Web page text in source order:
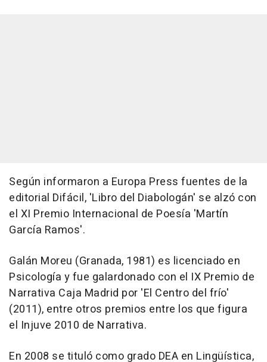
Según informaron a Europa Press fuentes de la
editorial Difácil, 'Libro del Diabologán' se alzó con
el XI Premio Internacional de Poesía 'Martín
García Ramos'.
Galán Moreu (Granada, 1981) es licenciado en
Psicología y fue galardonado con el IX Premio de
Narrativa Caja Madrid por 'El Centro del frío'
(2011), entre otros premios entre los que figura
el Injuve 2010 de Narrativa.
En 2008 se tituló como grado DEA en Lingüística,